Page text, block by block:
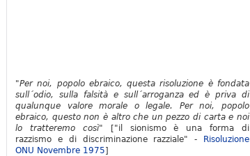
"Per noi, popolo ebraico, questa risoluzione è fondata
sull´odio, sulla falsità e sull´arroganza ed è priva di
qualunque valore morale o legale. Per noi, popolo
ebraico, questo non è altro che un pezzo di carta e noi
lo tratteremo così" ["il sionismo è una forma di
razzismo e di discriminazione razziale" -
Risoluzione
ONU Novembre 1975]